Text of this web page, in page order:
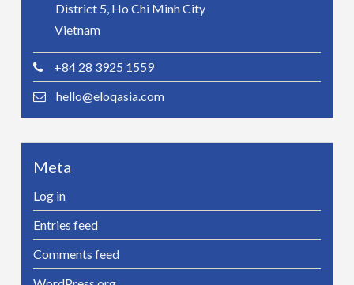
District 5, Ho Chi Minh City
Vietnam
+84 28 3925 1559
hello@eloqasia.com
Meta
Log in
Entries feed
Comments feed